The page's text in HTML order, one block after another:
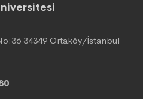
34349 Ortaköy/İstanbul